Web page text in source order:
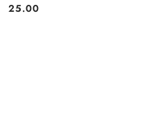
Cena:
25.00